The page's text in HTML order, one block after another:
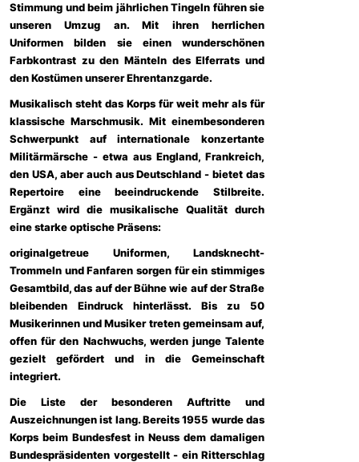
Stimmung und beim jährlichen Tingeln führen sie
unseren Umzug an. Mit ihren herrlichen
Uniformen bilden sie einen wunderschönen
Farbkontrast zu den Mänteln des Elferrats und
den Kostümen unserer Ehrentanzgarde.
Musikalisch steht das Korps für weit mehr als für
klassische Marschmusik. Mit einembesonderen
Schwerpunkt auf internationale konzertante
Militärmärsche - etwa aus England, Frankreich,
den USA, aber auch aus Deutschland - bietet das
Repertoire eine beeindruckende Stilbreite.
Ergänzt wird die musikalische Qualität durch
eine starke optische Präsens:
originalgetreue Uniformen, Landsknecht-
Trommeln und Fanfaren sorgen für ein stimmiges
Gesamtbild, das auf der Bühne wie auf der Straße
bleibenden Eindruck hinterlässt. Bis zu 50
Musikerinnen und Musiker treten gemeinsam auf,
offen für den Nachwuchs, werden junge Talente
gezielt gefördert und in die Gemeinschaft
integriert.
Die Liste der besonderen Auftritte und
Auszeichnungen ist lang. Bereits 1955 wurde das
Korps beim Bundesfest in Neuss dem damaligen
Bundespräsidenten vorgestellt - ein Ritterschlag